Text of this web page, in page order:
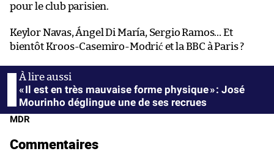
pour le club parisien.
Keylor Navas, Ángel Di María, Sergio Ramos… Et
bientôt Kroos-Casemiro-Modrić et la BBC à Paris ?
« Il est en très mauvaise forme physique » : José
Mourinho déglingue une de ses recrues
MDR
Commentaires